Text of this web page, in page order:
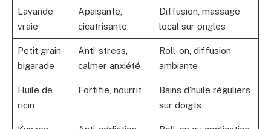
Lavande
vraie
Apaisante,
cicatrisante
Diffusion, massage
local sur ongles
Petit grain
bigarade
Anti-stress,
calmer anxiété
Roll-on, diffusion
ambiante
Huile de
ricin
Fortifie, nourrit
Bains d’huile réguliers
sur doigts